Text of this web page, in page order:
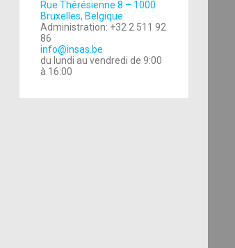
Rue Thérésienne 8 – 1000
Bruxelles, Belgique
Administration: +32 2 511 92
86
info@insas.be
du lundi au vendredi de 9:00
à 16:00